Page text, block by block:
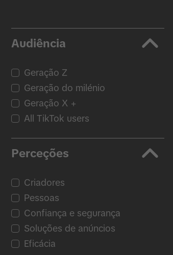
Audiência
Geração Z
Geração do milénio
Geração X +
All TikTok users
Perceções
Criadores
Pessoas
Confiança e segurança
Soluções de anúncios
Eficácia